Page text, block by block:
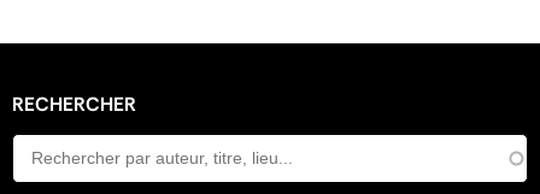
RECHERCHER